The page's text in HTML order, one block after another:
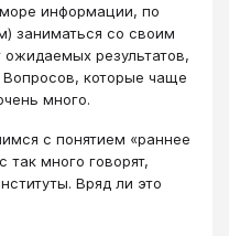
информации, по
заниматься со своим
результатов,
которые чаще
много.
с понятием «раннее
так много говорят,
Вряд ли это